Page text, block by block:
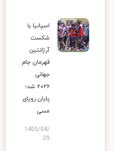
اسپانیا با
شکست
آرژانتین
قهرمان جام
جهانی
۲۰۲۶ شد؛
پایان رویای
مسی
1405/04/
29